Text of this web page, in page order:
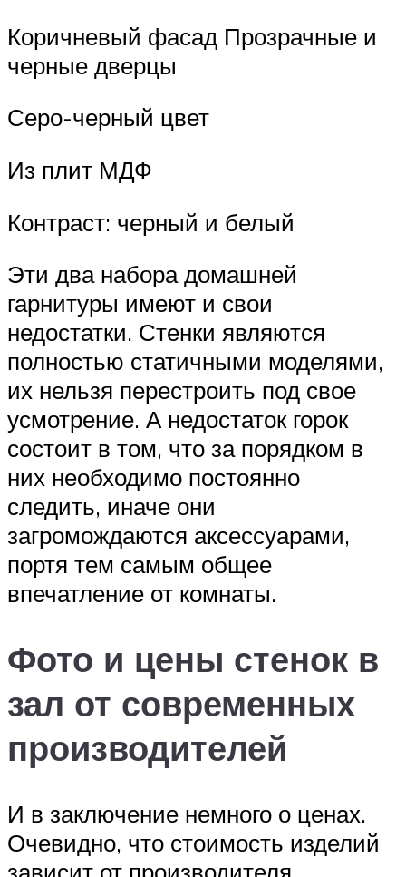
Коричневый фасад Прозрачные и
черные дверцы
Серо-черный цвет
Из плит МДФ
Контраст: черный и белый
Эти два набора домашней
гарнитуры имеют и свои
недостатки. Стенки являются
полностью статичными моделями,
их нельзя перестроить под свое
усмотрение. А недостаток горок
состоит в том, что за порядком в
них необходимо постоянно
следить, иначе они
загромождаются аксессуарами,
портя тем самым общее
впечатление от комнаты.
Фото и цены стенок в
зал от современных
производителей
И в заключение немного о ценах.
Очевидно, что стоимость изделий